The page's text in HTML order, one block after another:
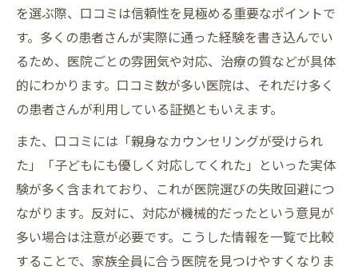
を選ぶ際、口コミは信頼性を見極める重要なポイントで
す。多くの患者さんが実際に通った経験を書き込んでい
るため、医院ごとの雰囲気や対応、治療の質などが具体
的にわかります。口コミ数が多い医院は、それだけ多く
の患者さんが利用している証拠ともいえます。
また、口コミには「親身なカウンセリングが受けられ
た」「子どもにも優しく対応してくれた」といった実体
験が多く含まれており、これが医院選びの失敗回避につ
ながります。反対に、対応が機械的だったという意見が
多い場合は注意が必要です。こうした情報を一覧で比較
することで、家族全員に合う医院を見つけやすくなりま